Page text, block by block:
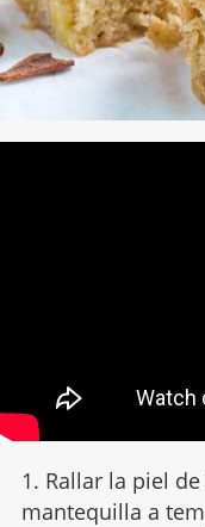
1. Rallar la piel
mantequilla a